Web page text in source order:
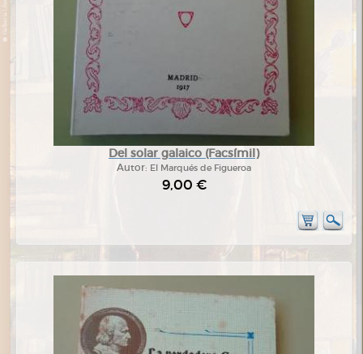
Del solar galaico (Facsímil)
Autor: El Marqués de Figueroa
9,00 €